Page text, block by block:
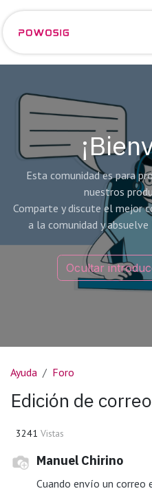
Ir al contenido
Esta comunidad es para
nuestros
Comparte y discute el mejor
a la comunidad y
Ocultar
Ayuda Foro
Edición de
3241 Vistas
Manuel Chirino
Cuando envío un